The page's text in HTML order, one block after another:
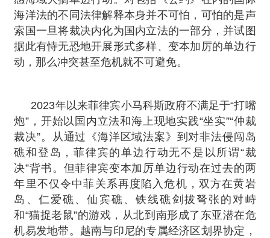
海洋法的不同法律解释本身并不可怕，可怕的是声
索国一旦将裁决内化为国内立法的一部分，并试图
据此有恃无恐地开展形式多样、变本加厉的单边行
动，那么冲突甚至危机就不可避免。
2023年以来菲律宾小马科斯政府不满足于“打嘴
炮”，开始以国内立法和海上现地实践“坐实”“仲裁
裁决”。从通过《海洋区域法案》到对非法侵闯岛
礁和登岛，菲律宾的单边行动无不是以所谓“裁
决”背书。但菲律宾变本加厉单边行动在过去的两
年里不仅令中菲关系再度陷入危机，双方在黄岩
岛、仁爱礁、仙宾礁、铁线礁剑拔弩张的对峙
和“猫捉老鼠”的游戏，从北到南形成了东亚潜在危
机易发地带。越南与印尼的专属经济区划界协定，